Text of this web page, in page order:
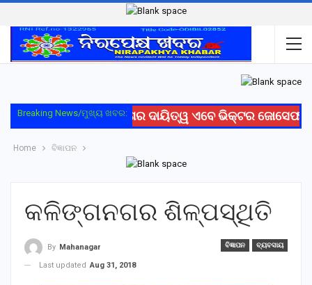
Breaking News/ମୁଖ୍ୟ ଖବର:
ରେଳ ସୁରକ୍ଷା ଓ ବିକାଶର ଦାୟିତ୍ୱ ଏବେ ଭିକ୍ଟର ଜୋସେଫଙ୍କ
Home ବିଜ୍ଞାପନ
କଳିଙ୍ଗନଗର ଶିଳ୍ପସ୍ଥିତି
ବିଜ୍ଞାପନ ବ୍ୟବସାୟ
By Mahanagar
Last updated Aug 31, 2018